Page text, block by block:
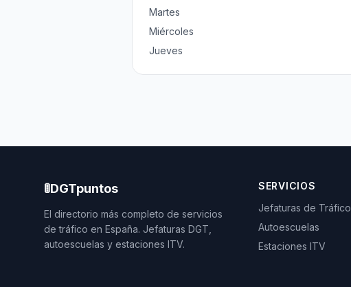
Martes
Miércoles
Jueves
🚦DGTpuntos
El directorio más completo de servicios
de tráfico en España. Jefaturas DGT,
autoescuelas y estaciones ITV.
SERVICIOS
Jefaturas de Tráfico
Autoescuelas
Estaciones ITV